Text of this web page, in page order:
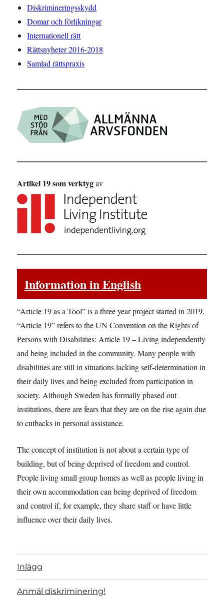
Diskrimineringsskydd
Domar och förlikningar
Internationell rätt
Rättsnyheter 2016-2018
Samlad rättspraxis
Artikel 19 som verktygav
Information in English
“Article 19 as a Tool” is a three year project started in 2019.
“Article 19” refers to the UN Convention on the Rights of
Persons with Disabilities: Article 19 – Living independently
and being included in the community. Many people with
disabilities are still in situations lacking self-determination in
their daily lives and being excluded from participation in
society. Although Sweden has formally phased out
institutions, there are fears that they are on the rise again due
to cutbacks in personal assistance.
The concept of institution is not about a certain type of
building, but of being deprived of freedom and control.
People living small group homes as well as people living in
their own accommodation can being deprived of freedom
and control if, for example, they share staff or have little
influence over their daily lives.
Inlägg
Anmäl diskriminering!